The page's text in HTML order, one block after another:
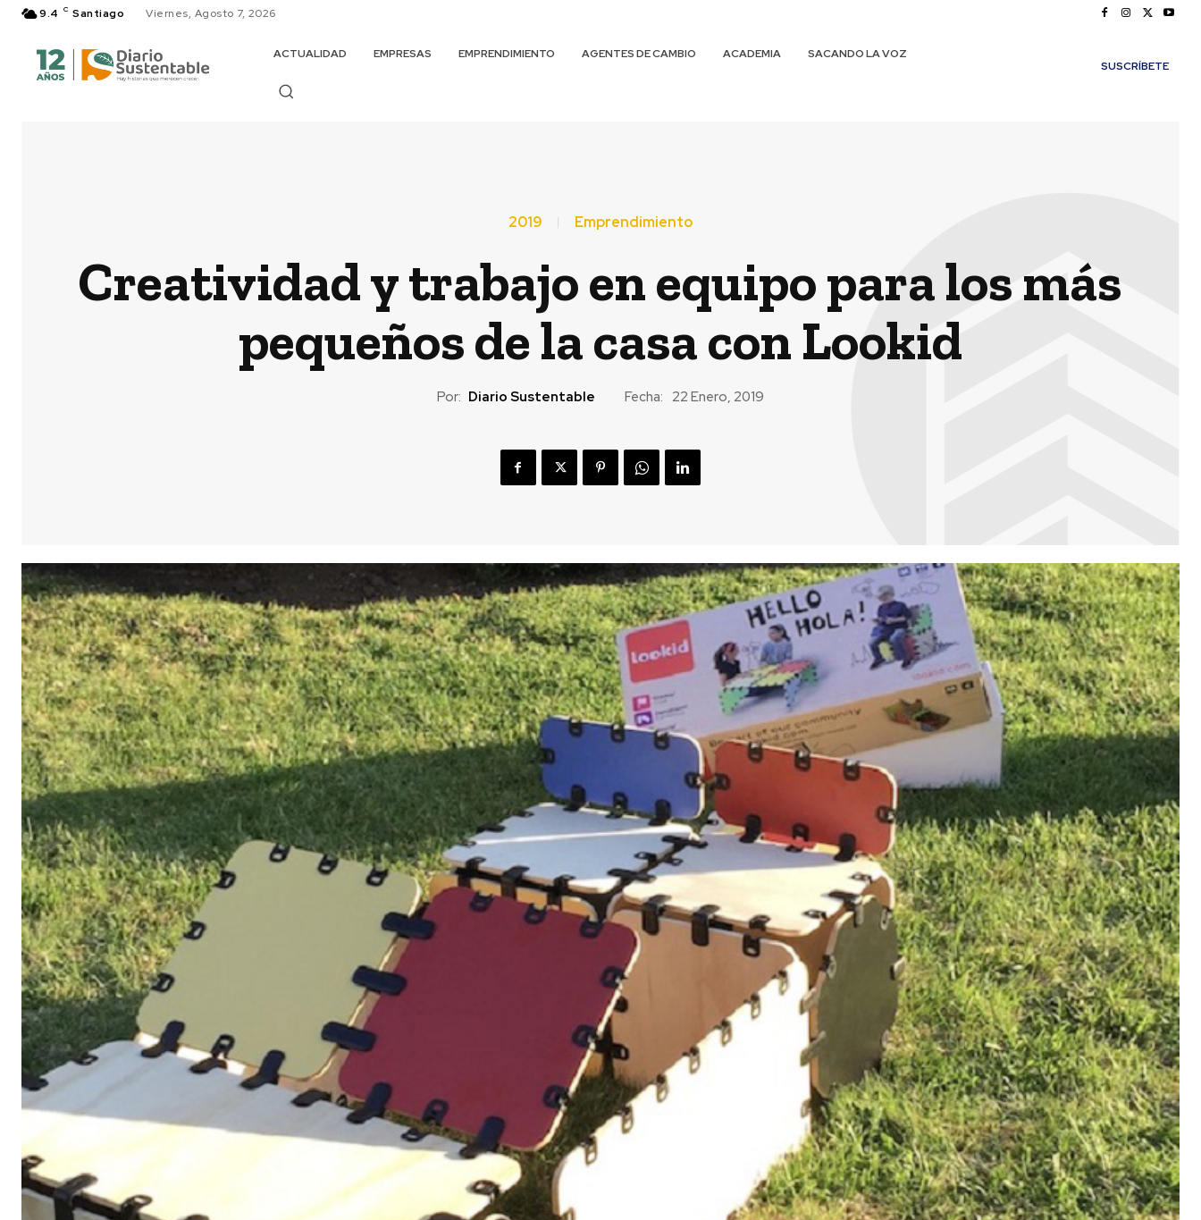
9.4 C Santiago Viernes, Agosto 7, 2026
ACTUALIDAD EMPRESAS EMPRENDIMIENTO AGENTES DE CAMBIO ACADEMIA
SACANDO LA VOZ
SUSCRÍBETE
2019 Emprendimiento
Creatividad y trabajo en equipo para los más
pequeños de la casa con Lookid
Por: Diario Sustentable Fecha: 22 Enero, 2019